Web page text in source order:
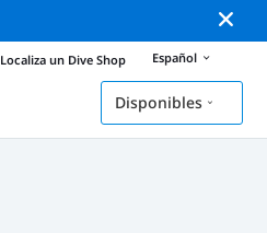
Localiza un Dive Shop Español
Disponibles